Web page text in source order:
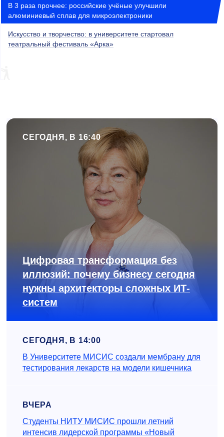
В 3 раза прочнее: российские учёные улучшили
алюминиевый сплав для микроэлектроники
Искусство и творчество: в университете стартовал
театральный фестиваль «Арка»
СЕГОДНЯ, В 16:40
Цифровая трансформация без
иллюзий: почему бизнесу сегодня
нужны архитекторы сложных ИТ-
систем
СЕГОДНЯ, В 14:00
В Университете МИСИС создали мембрану для
тестирования лекарств на модели кишечника
ВЧЕРА
Студенты НИТУ МИСИС прошли летний
интенсив лидерской программы «Новый